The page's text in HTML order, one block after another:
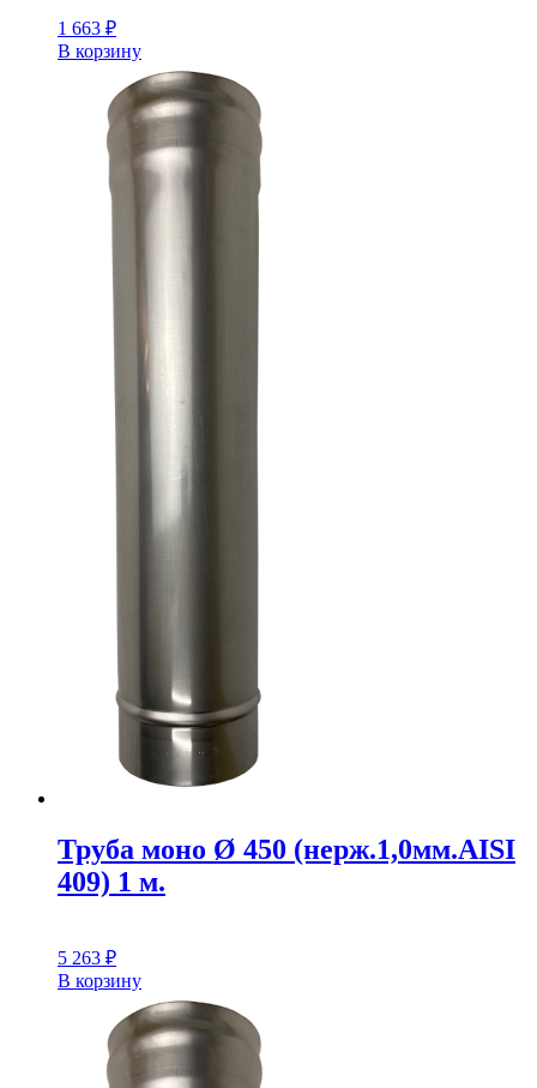
1 663 ₽
В корзину
Труба моно Ø 450 (нерж.1,0мм.AISI
409) 1 м.
5 263 ₽
В корзину